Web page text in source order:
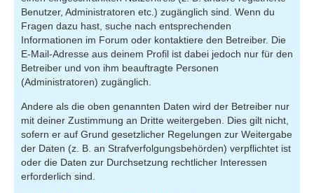
Benutzer, Administratoren etc.) zugänglich sind. Wenn du
Fragen dazu hast, suche nach entsprechenden
Informationen im Forum oder kontaktiere den Betreiber. Die
E-Mail-Adresse aus deinem Profil ist dabei jedoch nur für den
Betreiber und von ihm beauftragte Personen
(Administratoren) zugänglich.
Andere als die oben genannten Daten wird der Betreiber nur
mit deiner Zustimmung an Dritte weitergeben. Dies gilt nicht,
sofern er auf Grund gesetzlicher Regelungen zur Weitergabe
der Daten (z. B. an Strafverfolgungsbehörden) verpflichtet ist
oder die Daten zur Durchsetzung rechtlicher Interessen
erforderlich sind.